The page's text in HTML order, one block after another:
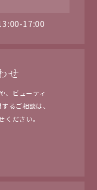
17:00
せ
、ビューティ
るご相談は、
ください。